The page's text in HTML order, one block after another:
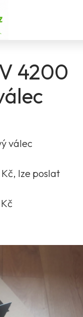
4200
válec
lze poslat